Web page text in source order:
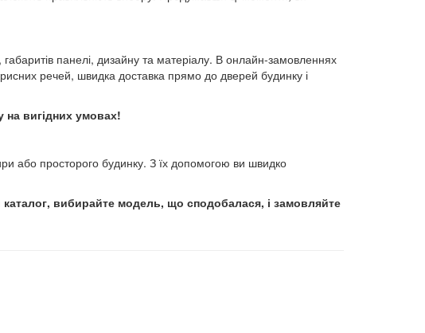
панелі, дизайну та матеріалу. В онлайн-замовленнях
речей, швидка доставка прямо до дверей будинку і
вигідних умовах!
або просторого будинку. З їх допомогою ви швидко
вибирайте модель, що сподобалася, і замовляйте